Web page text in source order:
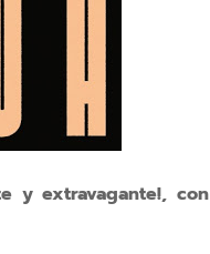
y extravagante!, con